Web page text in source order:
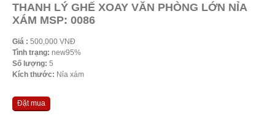
THANH LÝ GHẾ XOAY VĂN PHÒNG LỚN NỈA
XÁM MSP: 0086
Giá : 500,000 VNĐ
Tình trạng: new95%
Số lượng: 5
Kích thước: Nỉa xám
Đặt mua